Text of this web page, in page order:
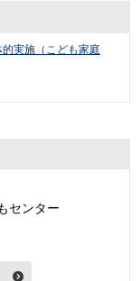
実施（こども家庭
センター